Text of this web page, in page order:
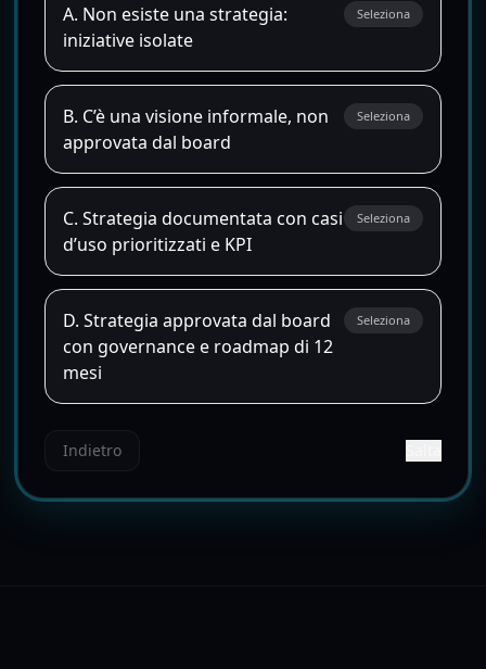
A. Non esiste una strategia:
iniziative isolate
Seleziona
B. C’è una visione informale, non
approvata dal board
Seleziona
C. Strategia documentata con casi
d’uso prioritizzati e KPI
Seleziona
D. Strategia approvata dal board
con governance e roadmap di 12
mesi
Seleziona
Indietro